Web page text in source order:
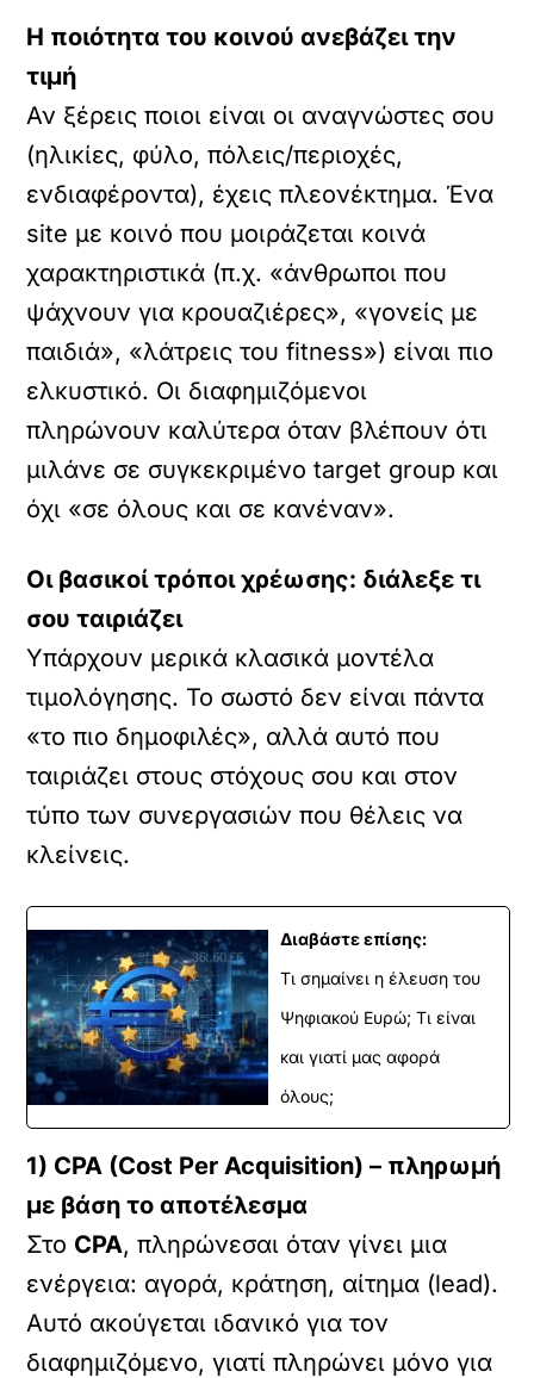
Η ποιότητα του κοινού ανεβάζει την
τιμή
Αν ξέρεις ποιοι είναι οι αναγνώστες σου
(ηλικίες, φύλο, πόλεις/περιοχές,
ενδιαφέροντα), έχεις πλεονέκτημα. Ένα
site με κοινό που μοιράζεται κοινά
χαρακτηριστικά (π.χ. «άνθρωποι που
ψάχνουν για κρουαζιέρες», «γονείς με
παιδιά», «λάτρεις του fitness») είναι πιο
ελκυστικό. Οι διαφημιζόμενοι
πληρώνουν καλύτερα όταν βλέπουν ότι
μιλάνε σε συγκεκριμένο target group και
όχι «σε όλους και σε κανέναν».
Οι βασικοί τρόποι χρέωσης: διάλεξε τι
σου ταιριάζει
Υπάρχουν μερικά κλασικά μοντέλα
τιμολόγησης. Το σωστό δεν είναι πάντα
«το πιο δημοφιλές», αλλά αυτό που
ταιριάζει στους στόχους σου και στον
τύπο των συνεργασιών που θέλεις να
κλείνεις.
Διαβάστε επίσης:
Τι σημαίνει η έλευση του
Ψηφιακού Ευρώ; Τι είναι
και γιατί μας αφορά
όλους;
1) CPA (Cost Per Acquisition) – πληρωμή
με βάση το αποτέλεσμα
Στο CPA, πληρώνεσαι όταν γίνει μια
ενέργεια: αγορά, κράτηση, αίτημα (lead).
Αυτό ακούγεται ιδανικό για τον
διαφημιζόμενο, γιατί πληρώνει μόνο για